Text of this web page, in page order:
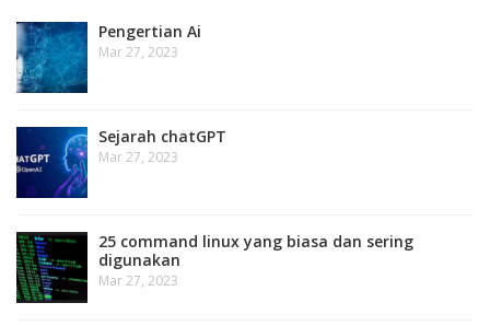
Pengertian Ai
Mar 27, 2023
Sejarah chatGPT
Mar 27, 2023
25 command linux yang biasa dan sering
digunakan
Mar 27, 2023